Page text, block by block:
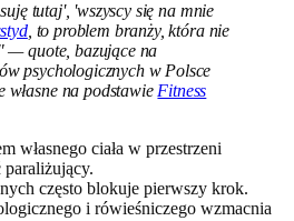
tutaj', 'wszyscy się na mnie
, to problem branży, która nie
— quote, bazujące na
psychologicznych w Polsce
na podstawie Fitness
własnego ciała w przestrzeni
często blokuje pierwszy krok.
i rówieśniczego wzmacnia